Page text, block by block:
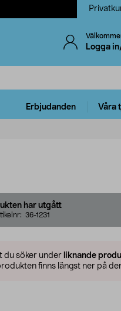
Logga
Erbjudanden Våra
har utgått
36-1231
du söker under liknande
finns längst ner på